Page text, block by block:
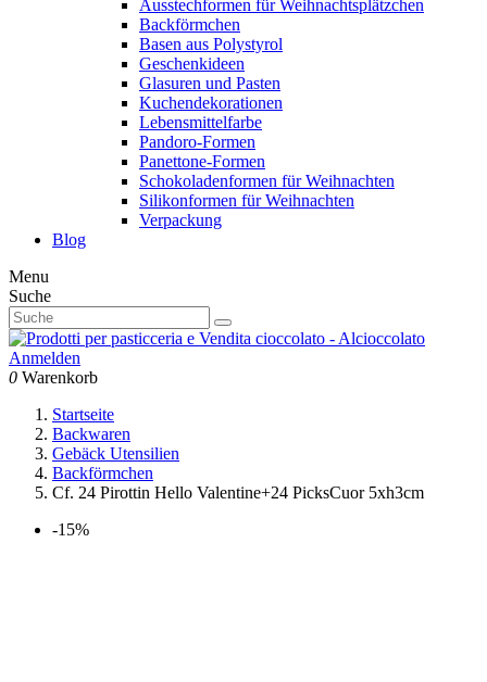
Ausstechformen für Weihnachtsplätzchen
Backförmchen
Basen aus Polystyrol
Geschenkideen
Glasuren und Pasten
Kuchendekorationen
Lebensmittelfarbe
Pandoro-Formen
Panettone-Formen
Schokoladenformen für Weihnachten
Silikonformen für Weihnachten
Verpackung
Blog
Menu
Suche
Anmelden
0 Warenkorb
Startseite
Backwaren
Gebäck Utensilien
Backförmchen
Cf. 24 Pirottin Hello Valentine+24 PicksCuor 5xh3cm
-15%